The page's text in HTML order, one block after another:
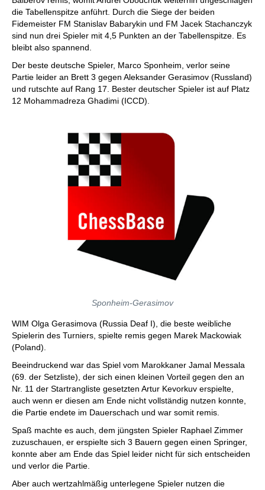
die Tabellenspitze anführt. Durch die Siege der beiden
Fidemeister FM Stanislav Babarykin und FM Jacek Stachanczyk
sind nun drei Spieler mit 4,5 Punkten an der Tabellenspitze. Es
bleibt also spannend.
Der beste deutsche Spieler, Marco Sponheim, verlor seine
Partie leider an Brett 3 gegen Aleksander Gerasimov (Russland)
und rutschte auf Rang 17. Bester deutscher Spieler ist auf Platz
12 Mohammadreza Ghadimi (ICCD).
Sponheim-Gerasimov
WIM Olga Gerasimova (Russia Deaf I), die beste weibliche
Spielerin des Turniers, spielte remis gegen Marek Mackowiak
(Poland).
Beeindruckend war das Spiel vom Marokkaner Jamal Messala
(69. der Setzliste), der sich einen kleinen Vorteil gegen den an
Nr. 11 der Startrangliste gesetzten Artur Kevorkuv erspielte,
auch wenn er diesen am Ende nicht vollständig nutzen konnte,
die Partie endete im Dauerschach und war somit remis.
Spaß machte es auch, dem jüngsten Spieler Raphael Zimmer
zuzuschauen, er erspielte sich 3 Bauern gegen einen Springer,
konnte aber am Ende das Spiel leider nicht für sich entscheiden
und verlor die Partie.
Aber auch wertzahlmäßig unterlegene Spieler nutzen die